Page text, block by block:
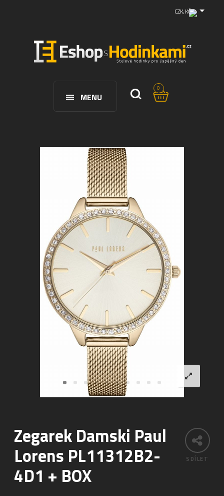
CZK, KČ
MENU
0
SDÍLET
Zegarek Damski Paul
Lorens PL11312B2-
4D1 + BOX